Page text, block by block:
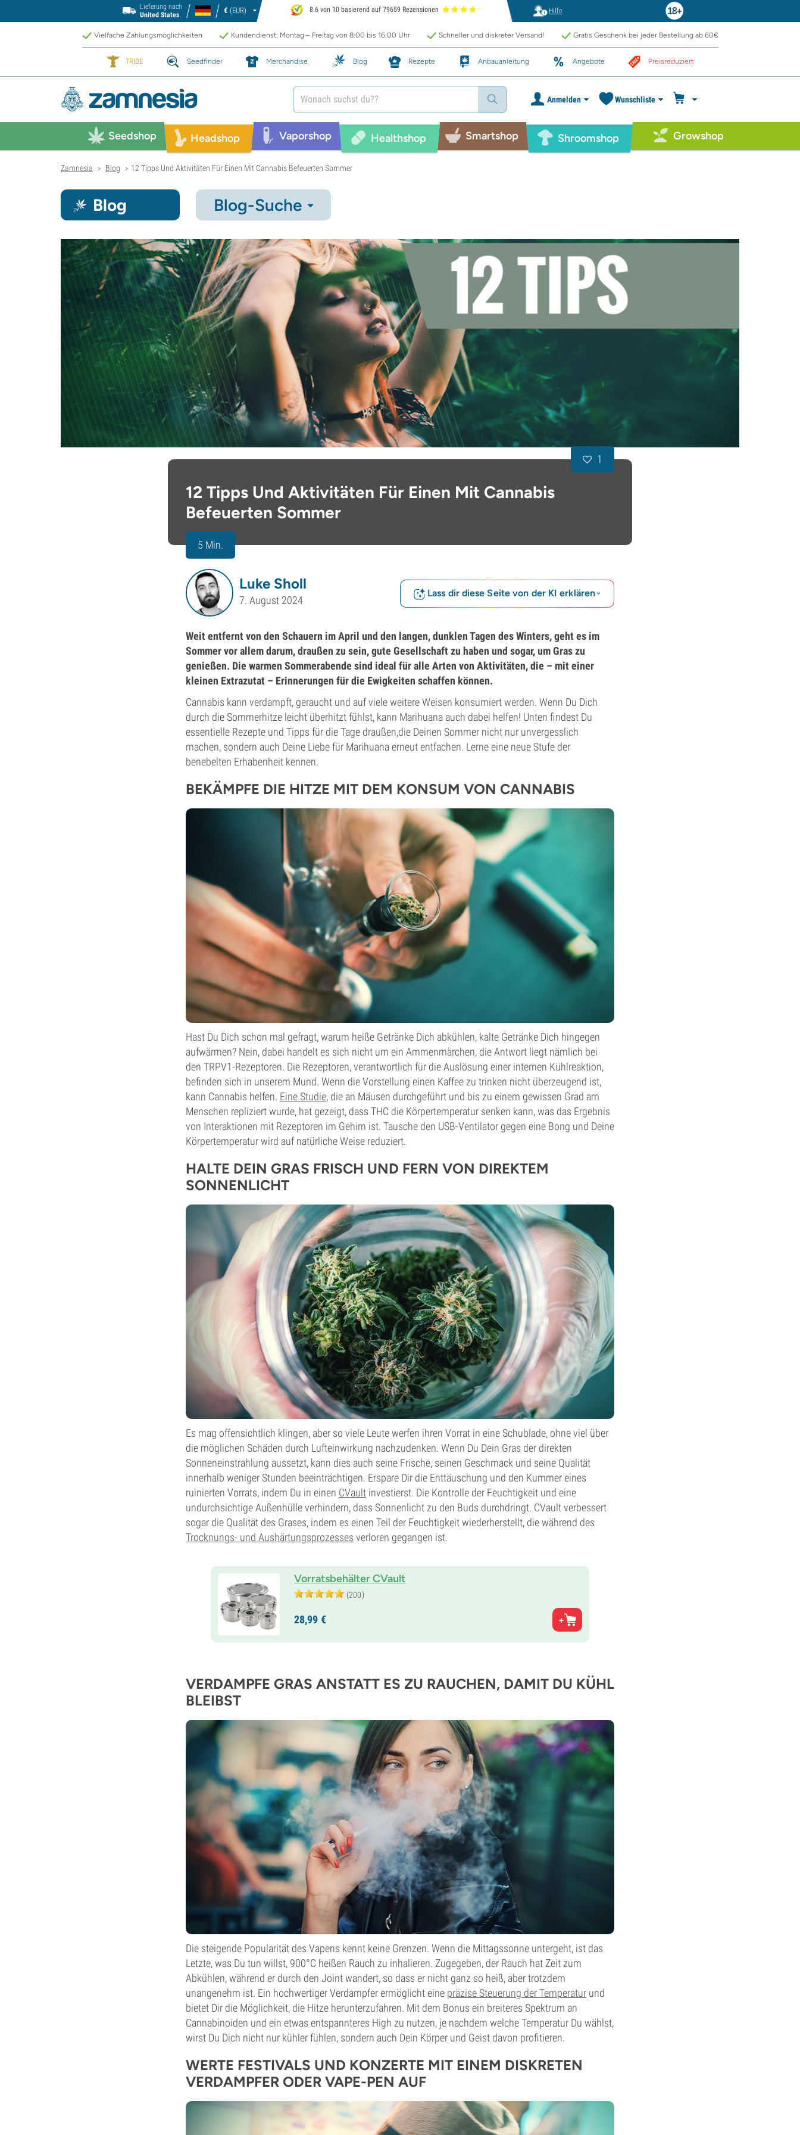
Lieferung nach
United States
€ (EUR) 8.6 von 10 basierend auf 79659 Rezensionen Hilfe
Vielfache Zahlungsmöglichkeiten Kundendienst: Montag – Freitag von 8:00 bis 16:00 Uhr Schneller und diskreter Versand! Gratis Geschenk bei jeder Bestellung ab 60€
TRIBE Seedfinder Merchandise Blog Rezepte Anbauanleitung Angebote Preisreduziert
Anmelden Wunschliste
Seedshop Headshop Vaporshop Healthshop Smartshop Shroomshop Growshop
Zamnesia > Blog > 12 Tipps Und Aktivitäten Für Einen Mit Cannabis Befeuerten Sommer
Blog Blog-Suche
12 Tipps Und Aktivitäten Für Einen Mit Cannabis
Befeuerten Sommer
5 Min.
1
Luke Sholl
7. August 2024
Lass dir diese Seite von der KI erklären
Weit entfernt von den Schauern im April und den langen, dunklen Tagen des Winters, geht es im
Sommer vor allem darum, draußen zu sein, gute Gesellschaft zu haben und sogar, um Gras zu
genießen. Die warmen Sommerabende sind ideal für alle Arten von Aktivitäten, die – mit einer
kleinen Extrazutat – Erinnerungen für die Ewigkeiten schaffen können.
Cannabis kann verdampft, geraucht und auf viele weitere Weisen konsumiert werden. Wenn Du Dich
durch die Sommerhitze leicht überhitzt fühlst, kann Marihuana auch dabei helfen! Unten findest Du
essentielle Rezepte und Tipps für die Tage draußen,die Deinen Sommer nicht nur unvergesslich
machen, sondern auch Deine Liebe für Marihuana erneut entfachen. Lerne eine neue Stufe der
benebelten Erhabenheit kennen.
BEKÄMPFE DIE HITZE MIT DEM KONSUM VON CANNABIS
Hast Du Dich schon mal gefragt, warum heiße Getränke Dich abkühlen, kalte Getränke Dich hingegen
aufwärmen? Nein, dabei handelt es sich nicht um ein Ammenmärchen, die Antwort liegt nämlich bei
den TRPV1-Rezeptoren. Die Rezeptoren, verantwortlich für die Auslösung einer internen Kühlreaktion,
befinden sich in unserem Mund. Wenn die Vorstellung einen Kaffee zu trinken nicht überzeugend ist,
kann Cannabis helfen. Eine Studie, die an Mäusen durchgeführt und bis zu einem gewissen Grad am
Menschen repliziert wurde, hat gezeigt, dass THC die Körpertemperatur senken kann, was das Ergebnis
von Interaktionen mit Rezeptoren im Gehirn ist. Tausche den USB-Ventilator gegen eine Bong und Deine
Körpertemperatur wird auf natürliche Weise reduziert.
HALTE DEIN GRAS FRISCH UND FERN VON DIREKTEM
SONNENLICHT
Es mag offensichtlich klingen, aber so viele Leute werfen ihren Vorrat in eine Schublade, ohne viel über
die möglichen Schäden durch Lufteinwirkung nachzudenken. Wenn Du Dein Gras der direkten
Sonneneinstrahlung aussetzt, kann dies auch seine Frische, seinen Geschmack und seine Qualität
innerhalb weniger Stunden beeinträchtigen. Erspare Dir die Enttäuschung und den Kummer eines
ruinierten Vorrats, indem Du in einen CVault investierst. Die Kontrolle der Feuchtigkeit und eine
undurchsichtige Außenhülle verhindern, dass Sonnenlicht zu den Buds durchdringt. CVault verbessert
sogar die Qualität des Grases, indem es einen Teil der Feuchtigkeit wiederherstellt, die während des
Trocknungs- und Aushärtungsprozesses verloren gegangen ist.
Vorratsbehälter CVault
(200)
28,99 €
VERDAMPFE GRAS ANSTATT ES ZU RAUCHEN, DAMIT DU KÜHL
BLEIBST
Die steigende Popularität des Vapens kennt keine Grenzen. Wenn die Mittagssonne untergeht, ist das
Letzte, was Du tun willst, 900°C heißen Rauch zu inhalieren. Zugegeben, der Rauch hat Zeit zum
Abkühlen, während er durch den Joint wandert, so dass er nicht ganz so heiß, aber trotzdem
unangenehm ist. Ein hochwertiger Verdampfer ermöglicht eine präzise Steuerung der Temperatur und
bietet Dir die Möglichkeit, die Hitze herunterzufahren. Mit dem Bonus ein breiteres Spektrum an
Cannabinoiden und ein etwas entspannteres High zu nutzen, je nachdem welche Temperatur Du wählst,
wirst Du Dich nicht nur kühler fühlen, sondern auch Dein Körper und Geist davon profitieren.
WERTE FESTIVALS UND KONZERTE MIT EINEM DISKRETEN
VERDAMPFER ODER VAPE-PEN AUF